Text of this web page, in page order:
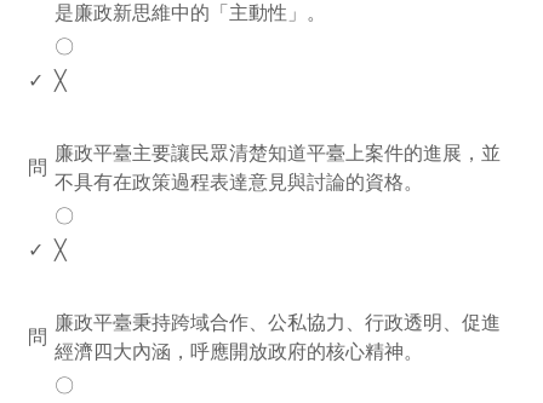
是廉政新思維中的「主動性」。
〇
✓ ╳
問
廉政平臺主要讓民眾清楚知道平臺上案件的進展，並
不具有在政策過程表達意見與討論的資格。
〇
✓ ╳
問
廉政平臺秉持跨域合作、公私協力、行政透明、促進
經濟四大內涵，呼應開放政府的核心精神。
〇